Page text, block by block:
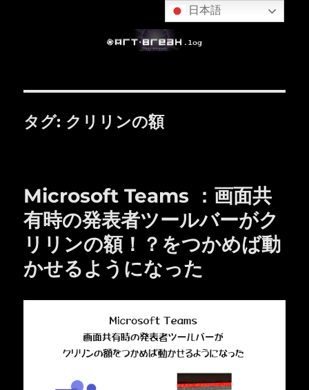
タグ: クリリンの額
Microsoft Teams ：画面共
有時の発表者ツールバーがク
リリンの額！？をつかめば動
かせるようになった
日本語